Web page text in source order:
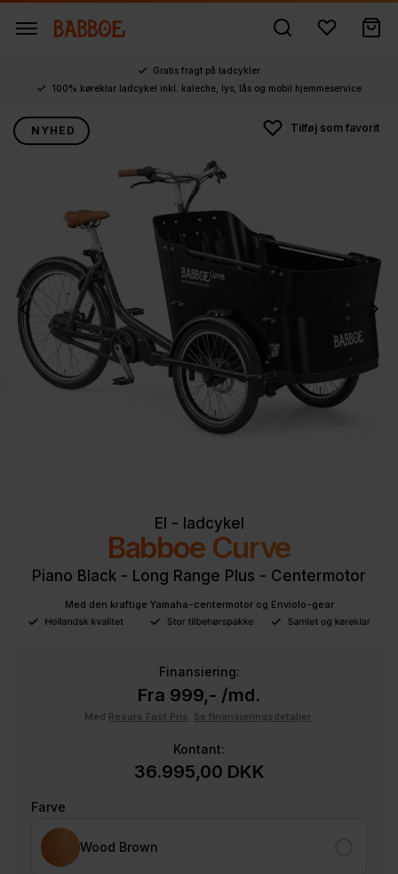
Gratis fragt på ladcykler
100% køreklar ladcykel inkl. kaleche, lys, lås og mobil hjemmeservice
NYHED
El - ladcykel
Babboe Curve
Piano Black - Long Range Plus - Centermotor
Med den kraftige Yamaha-centermotor og Enviolo-gear
Finansiering:
Fra 999,- /md.
Med Resurs Fast Pris Se finansieringsdetaljer
Kontant:
36.995,00 DKK
Farve
Wood Brown